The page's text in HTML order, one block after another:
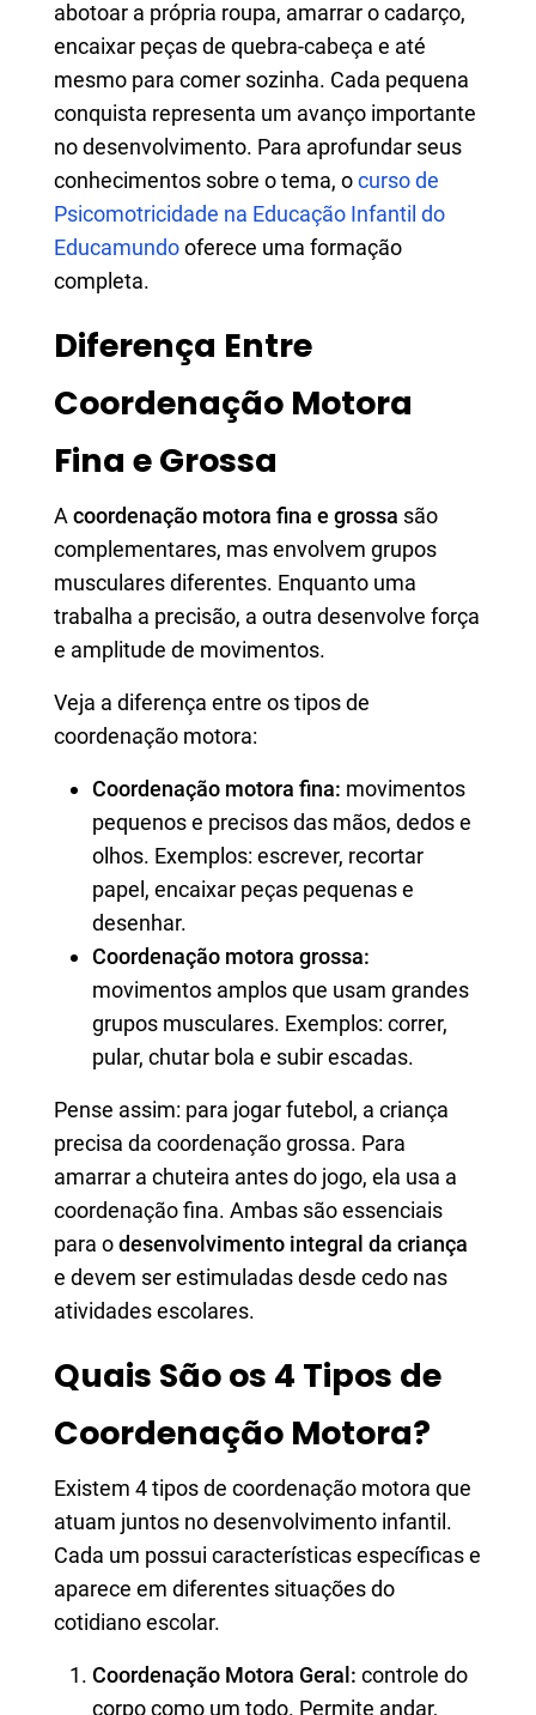
abotoar a própria roupa, amarrar o cadarço,
encaixar peças de quebra-cabeça e até
mesmo para comer sozinha. Cada pequena
conquista representa um avanço importante
no desenvolvimento. Para aprofundar seus
conhecimentos sobre o tema, ocurso de
Psicomotricidade na Educação Infantil do
Educamundooferece uma formação
completa.
Diferença Entre
Coordenação Motora
Fina e Grossa
A coordenação motora fina e grossa são
complementares, mas envolvem grupos
musculares diferentes. Enquanto uma
trabalha a precisão, a outra desenvolve força
e amplitude de movimentos.
Veja a diferença entre os tipos de
coordenação motora:
Coordenação motora fina: movimentos
pequenos e precisos das mãos, dedos e
olhos. Exemplos: escrever, recortar
papel, encaixar peças pequenas e
desenhar.
Coordenação motora grossa:
movimentos amplos que usam grandes
grupos musculares. Exemplos: correr,
pular, chutar bola e subir escadas.
Pense assim: para jogar futebol, a criança
precisa da coordenação grossa. Para
amarrar a chuteira antes do jogo, ela usa a
coordenação fina. Ambas são essenciais
para odesenvolvimento integral da criança
e devem ser estimuladas desde cedo nas
atividades escolares.
Quais São os 4 Tipos de
Coordenação Motora?
Existem 4 tipos de coordenação motora que
atuam juntos no desenvolvimento infantil.
Cada um possui características específicas e
aparece em diferentes situações do
cotidiano escolar.
Coordenação Motora Geral: controle do
corpo como um todo. Permite andar,